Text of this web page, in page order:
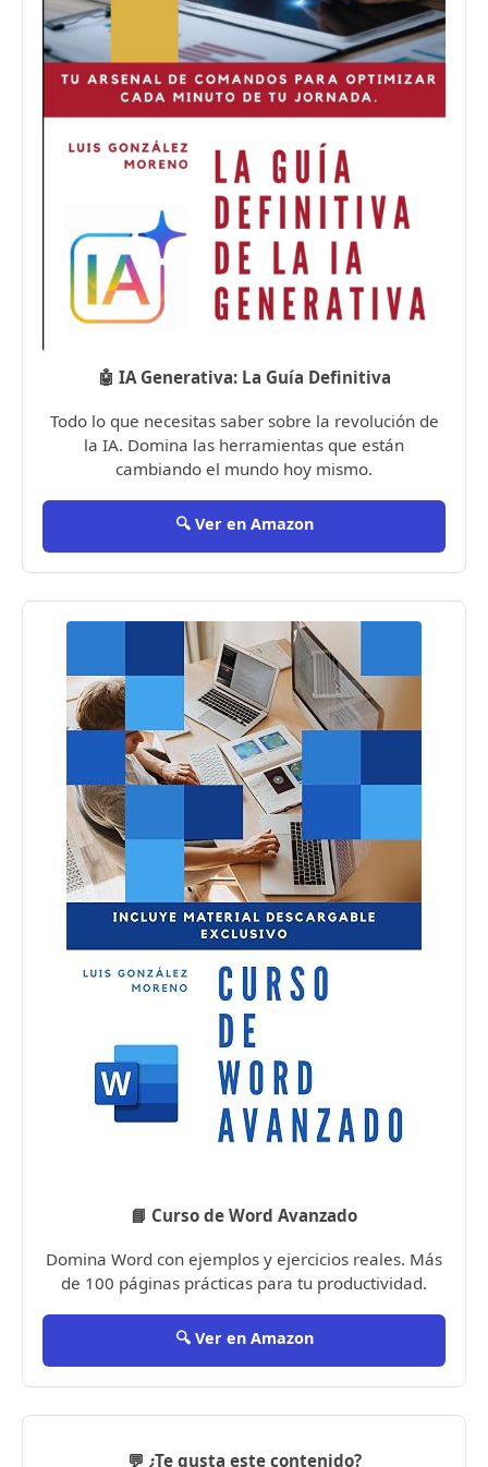
🤖 IA Generativa: La Guía Definitiva
Todo lo que necesitas saber sobre la revolución de
la IA. Domina las herramientas que están
cambiando el mundo hoy mismo.
🔍 Ver en Amazon
📘 Curso de Word Avanzado
Domina Word con ejemplos y ejercicios reales. Más
de 100 páginas prácticas para tu productividad.
🔍 Ver en Amazon
💬 ¿Te gusta este contenido?